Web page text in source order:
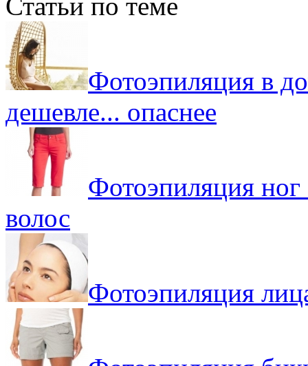
Фотоэпиляция в
дешевле... опаснее
Фотоэпиляция ног
волос
Фотоэпиляция